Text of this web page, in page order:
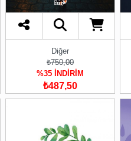
Diğer
₺750,00
%35 İNDİRİM
₺487,50